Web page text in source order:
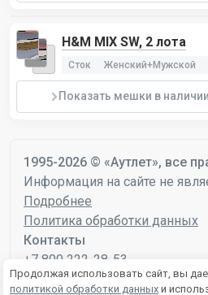
H&M MIX SW, 2 лота
Сток Женский+Мужской
Показать мешки в наличии
1995-2026 © «Аутлет», все
Информация на сайте не
Подробнее
Политика обработки данных
Контакты
+7 800 222-28-53
mail@autlet.ru
Продолжая использовать сайт, вы
политикой обработки данных и